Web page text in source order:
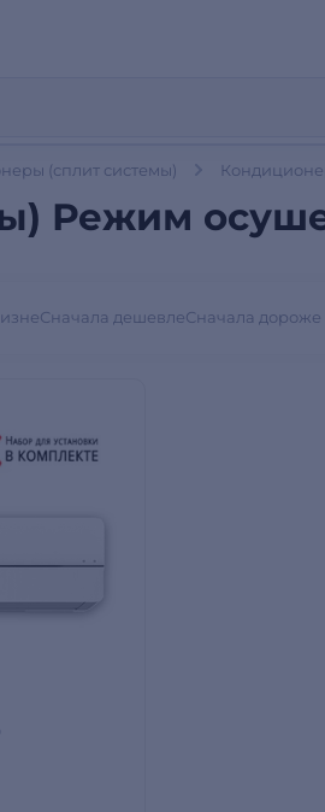
(сплит системы)
Режим
Сначала дешевлеСначала дороже